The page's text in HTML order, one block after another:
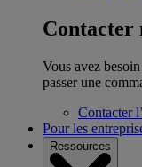
Contacter
Vous avez
passer une
Contacter
Pour les
Ressources